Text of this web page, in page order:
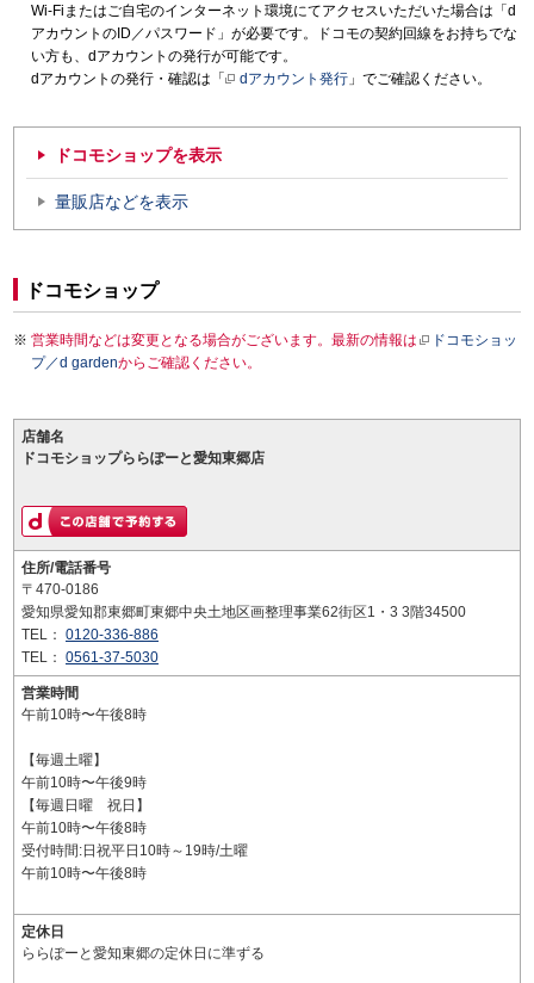
Wi-Fiまたはご自宅のインターネット環境にてアクセスいただいた場合は「d
アカウントのID／パスワード」が必要です。ドコモの契約回線をお持ちでな
い方も、dアカウントの発行が可能です。
dアカウントの発行・確認は「
dアカウント発行 」でご確認ください。
ドコモショップを表示
量販店などを表示
ドコモショップ
営業時間などは変更となる場合がございます。最新の情報は
ドコモショッ
プ／d gardenからご確認ください。
店舗名
ドコモショップららぽーと愛知東郷店
住所/電話番号
〒470-0186
愛知県愛知郡東郷町東郷中央土地区画整理事業62街区1・3 3階34500
TEL： 0120-336-886
TEL： 0561-37-5030
営業時間
午前10時〜午後8時
【毎週土曜】
午前10時〜午後9時
【毎週日曜 祝日】
午前10時〜午後8時
受付時間:日祝平日10時～19時/土曜
午前10時〜午後8時
定休日
ららぽーと愛知東郷の定休日に準ずる